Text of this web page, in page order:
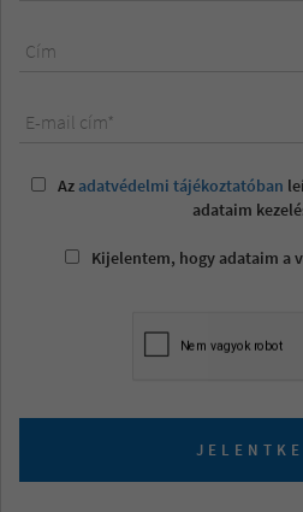
Cím
E-mail cím*
Az adatvédelmi tájékoztatóban
adataim
Kijelentem, hogy adataim a